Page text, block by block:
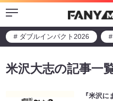
Menu
# ダブルインパクト2026
米沢大志の記事一
『米沢